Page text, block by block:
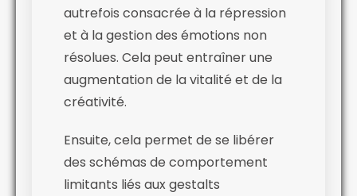
autrefois consacrée à la répression
et à la gestion des émotions non
résolues. Cela peut entraîner une
augmentation de la vitalité et de la
créativité.
Ensuite, cela permet de se libérer
des schémas de comportement
limitants liés aux gestalts